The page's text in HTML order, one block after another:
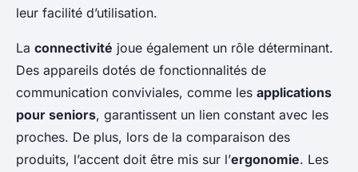
leur facilité d’utilisation.
La connectivité joue également un rôle déterminant.
Des appareils dotés de fonctionnalités de
communication conviviales, comme les applications
pour seniors, garantissent un lien constant avec les
proches. De plus, lors de la comparaison des
produits, l’accent doit être mis sur l’ergonomie. Les